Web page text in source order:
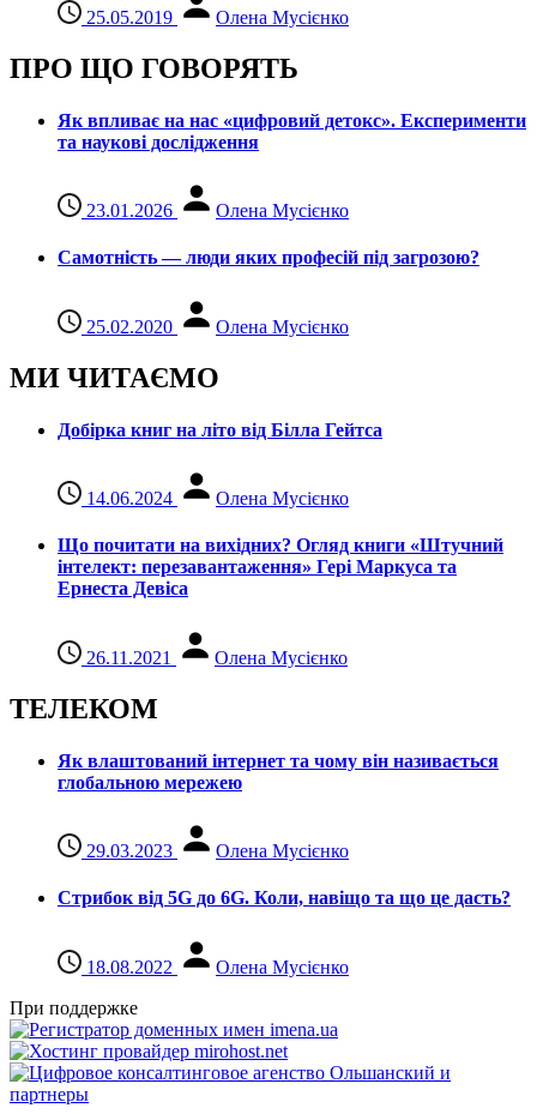
25.05.2019 Олена Мусієнко
ПРО ЩО ГОВОРЯТЬ
Як впливає на нас «цифровий детокс». Експерименти
та наукові дослідження
23.01.2026 Олена Мусієнко
Самотність — люди яких професій під загрозою?
25.02.2020 Олена Мусієнко
МИ ЧИТАЄМО
Добірка книг на літо від Білла Гейтса
14.06.2024 Олена Мусієнко
Що почитати на вихідних? Огляд книги «Штучний
інтелект: перезавантаження» Гері Маркуса та
Ернеста Девіса
26.11.2021 Олена Мусієнко
ТЕЛЕКОМ
Як влаштований інтернет та чому він називається
глобальною мережею
29.03.2023 Олена Мусієнко
Стрибок від 5G до 6G. Коли, навіщо та що це даcть?
18.08.2022
Олена Мусієнко
При поддержке